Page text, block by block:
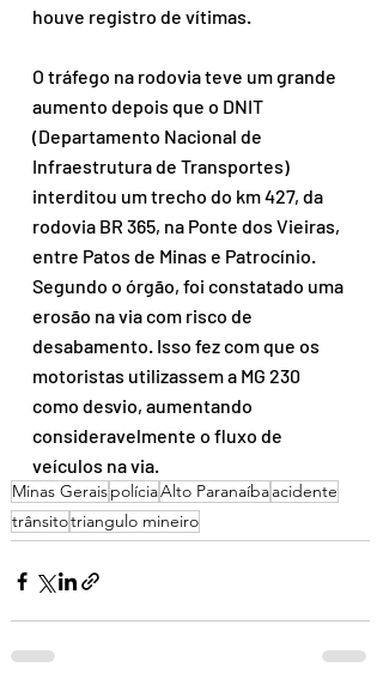
houve registro de vítimas.
O tráfego na rodovia teve um grande
aumento depois que o DNIT
(Departamento Nacional de
Infraestrutura de Transportes)
interditou um trecho do km 427, da
rodovia BR 365, na Ponte dos Vieiras,
entre Patos de Minas e Patrocínio.
Segundo o órgão, foi constatado uma
erosão na via com risco de
desabamento. Isso fez com que os
motoristas utilizassem a MG 230
como desvio, aumentando
consideravelmente o fluxo de
veículos na via.
Minas GeraispolíciaAlto Paranaíbaacidente
trânsitotriangulo mineiro